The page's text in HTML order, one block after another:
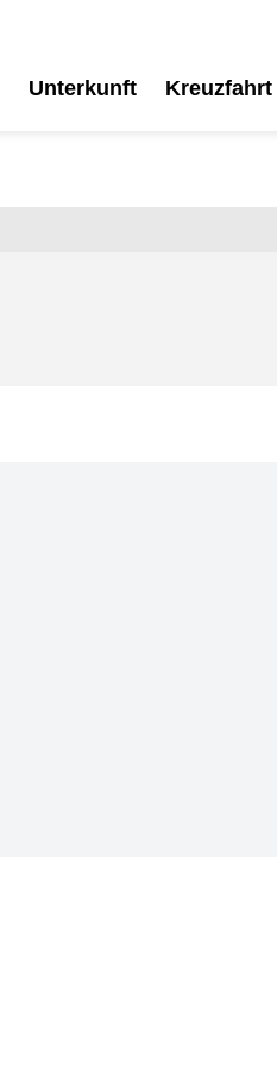
Unterkunft Kreuzfahrt